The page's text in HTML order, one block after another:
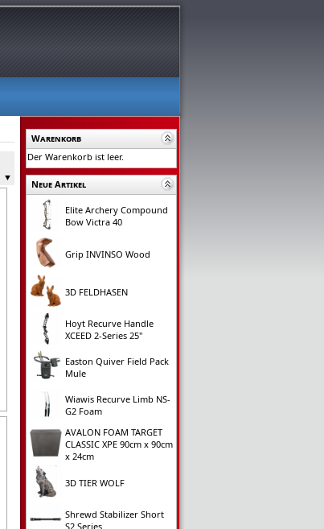
▼
Warenkorb
Der Warenkorb ist leer.
Neue Artikel
Elite Archery Compound
Bow Victra 40
Grip INVINSO Wood
3D FELDHASEN
Hoyt Recurve Handle
XCEED 2-Series 25"
Easton Quiver Field Pack
Mule
Wiawis Recurve Limb NS-
G2 Foam
AVALON FOAM TARGET
CLASSIC XPE 90cm x 90cm
x 24cm
3D TIER WOLF
Shrewd Stabilizer Short
S2 Series